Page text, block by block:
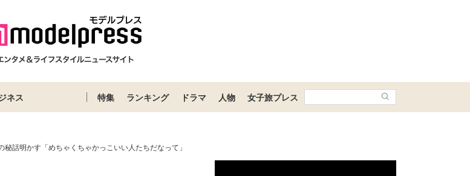
ネス 特集 ランキング ドラマ 人物 女子旅プレス
話明かす「めちゃくちゃかっこいい人たちだなって」